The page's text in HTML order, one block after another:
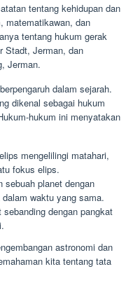
tentang kehidupan dan
matematikawan, dan
tentang hukum gerak
Stadt, Jerman, dan
Jerman.
dalam sejarah.
dikenal sebagai hukum
hukum ini menyatakan
mengelilingi matahari,
fokus elips.
sebuah planet dengan
waktu yang sama.
dengan pangkat
astronomi dan
kita tentang tata